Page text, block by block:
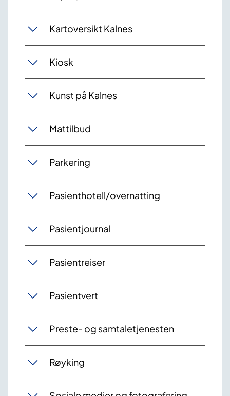
Kartoversikt Kalnes
Kiosk
Kunst på Kalnes
Mattilbud
Parkering
Pasienthotell/overnatting
Pasientjournal
Pasientreiser
Pasientvert
Preste- og samtaletjenesten
Røyking